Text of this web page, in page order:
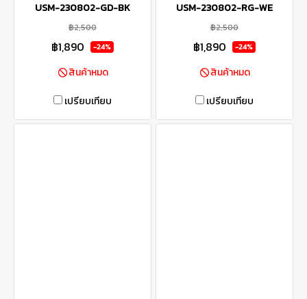
USM-230802-GD-BK
฿2,500
฿1,890 -24%
สินค้าหมด
เปรียบเทียบ
USM-230802-RG-WE
฿2,500
฿1,890 -24%
สินค้าหมด
เปรียบเทียบ